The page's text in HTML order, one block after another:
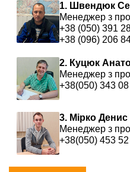
1. Швендюк
Менеджер з
+38 (050) 391
+38 (096) 206
2. Куцюк
Менеджер з
+38(050) 343
3. Мірко
Менеджер з
+38(050) 453